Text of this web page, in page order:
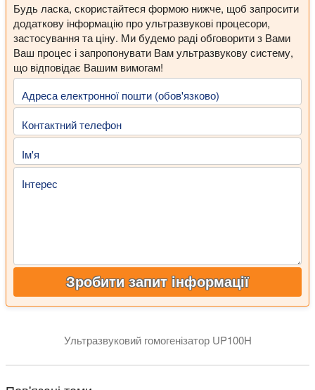
Будь ласка, скористайтеся формою нижче, щоб запросити
додаткову інформацію про ультразвукові процесори,
застосування та ціну. Ми будемо раді обговорити з Вами
Ваш процес і запропонувати Вам ультразвукову систему,
що відповідає Вашим вимогам!
Адреса електронної пошти (обов'язково)
Контактний телефон
Ім'я
Інтерес
Зробити запит інформації
Ультразвуковий гомогенізатор UP100H